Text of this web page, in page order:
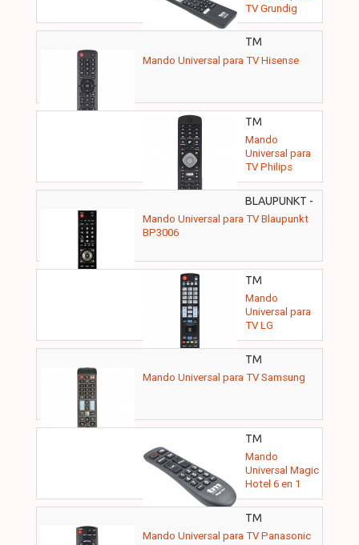
TV Grundig
TM
ELECTRON -
Mando Universal para TV Hisense
TM
ELECTRON -
TMURC340
Mando
Universal para
TV Philips
BLAUPUNKT -
BP3006
Mando Universal para TV Blaupunkt
BP3006
TM
ELECTRON -
TMURC300
Mando
Universal para
TV LG
TM
ELECTRON -
Mando Universal para TV Samsung
TM
ELECTRON -
TMURC516
Mando
Universal Magic
Hotel 6 en 1
para TV
Samsung/ LG/
Sony/
Panasonic/
TM
ELECTRON -
Mando Universal para TV Panasonic